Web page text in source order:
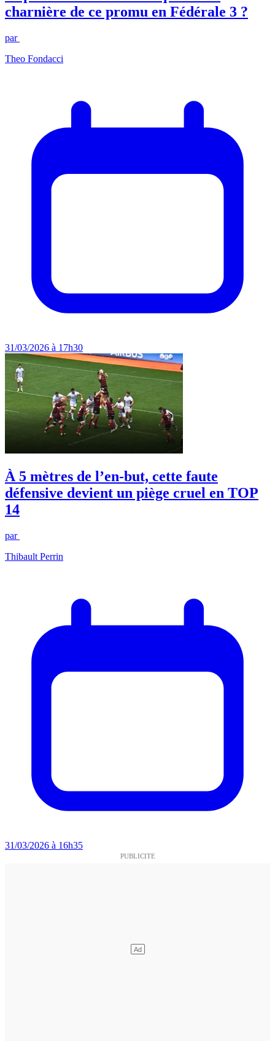
charnière de ce promu en Fédérale 3 ?
par
Theo Fondacci
31/03/2026 à 17h30
À 5 mètres de l’en-but, cette faute
défensive devient un piège cruel en TOP
14
par
Thibault Perrin
31/03/2026 à 16h35